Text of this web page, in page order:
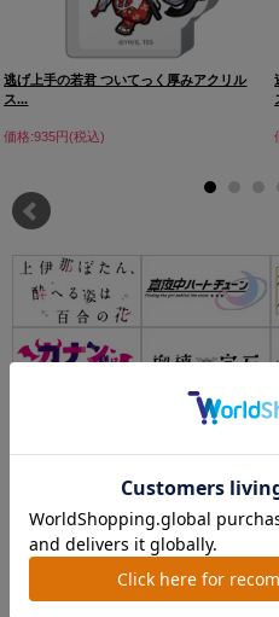
逃げ上手の若君 ついてっく厚みアクリル
ス...
価格:935円(税込)